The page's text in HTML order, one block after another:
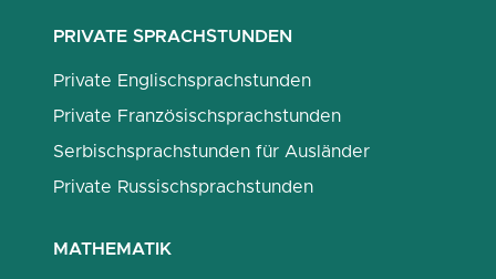
PRIVATE SPRACHSTUNDEN
Private Englischsprachstunden
Private Französischsprachstunden
Serbischsprachstunden für Ausländer
Private Russischsprachstunden
MATHEMATIK